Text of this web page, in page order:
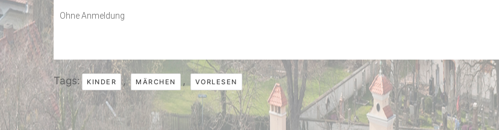
Ohne Anmeldung
Tags: KINDER , MÄRCHEN , VORLESEN